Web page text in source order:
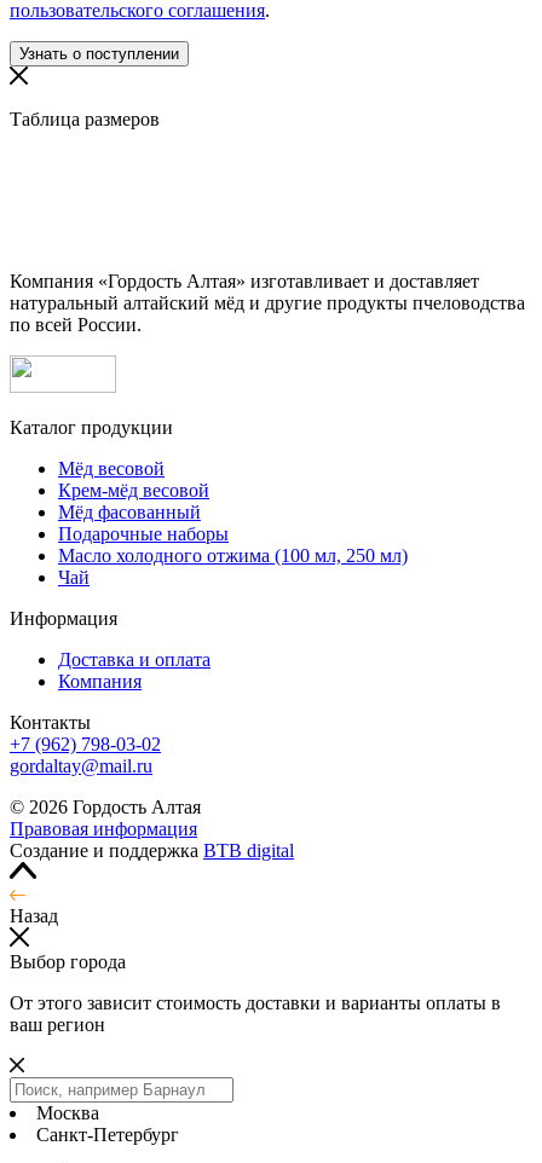
пользовательского соглашения.
Таблица размеров
Компания «Гордость Алтая» изготавливает и доставляет
натуральный алтайский мёд и другие продукты пчеловодства
по всей России.
Каталог продукции
Мёд весовой
Крем-мёд весовой
Мёд фасованный
Подарочные наборы
Масло холодного отжима (100 мл, 250 мл)
Чай
Информация
Доставка и оплата
Компания
Контакты
+7 (962) 798-03-02
gordaltay@mail.ru
© 2026 Гордость Алтая
Правовая информация
Создание и поддержка BTB digital
Назад
Выбор города
От этого зависит стоимость доставки и варианты оплаты в
ваш регион
Москва
Санкт-Петербург